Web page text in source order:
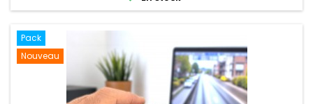
Pack
Nouveau